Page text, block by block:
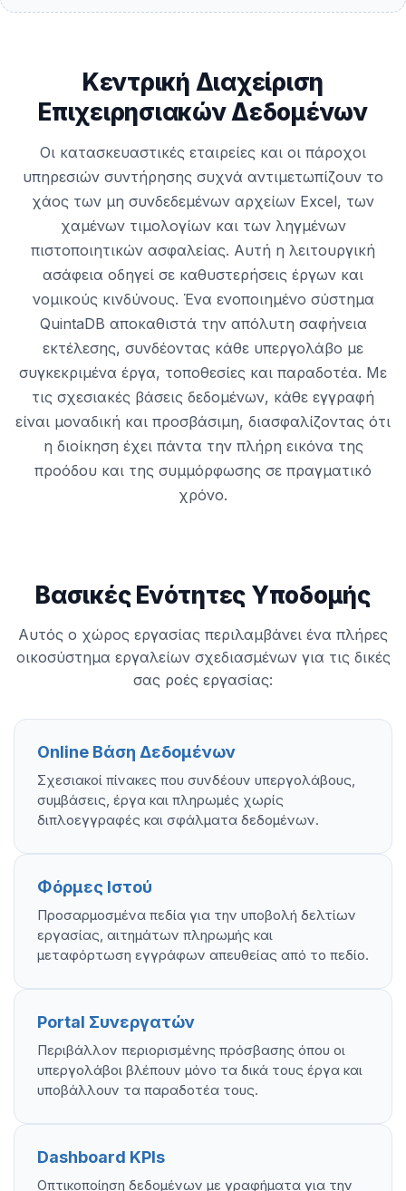
Κεντρική Διαχείριση
Επιχειρησιακών Δεδομένων
Οι κατασκευαστικές εταιρείες και οι πάροχοι
υπηρεσιών συντήρησης συχνά αντιμετωπίζουν το
χάος των μη συνδεδεμένων αρχείων Excel, των
χαμένων τιμολογίων και των ληγμένων
πιστοποιητικών ασφαλείας. Αυτή η λειτουργική
ασάφεια οδηγεί σε καθυστερήσεις έργων και
νομικούς κινδύνους. Ένα ενοποιημένο σύστημα
QuintaDB αποκαθιστά την απόλυτη σαφήνεια
εκτέλεσης, συνδέοντας κάθε υπεργολάβο με
συγκεκριμένα έργα, τοποθεσίες και παραδοτέα. Με
τις σχεσιακές βάσεις δεδομένων, κάθε εγγραφή
είναι μοναδική και προσβάσιμη, διασφαλίζοντας ότι
η διοίκηση έχει πάντα την πλήρη εικόνα της
προόδου και της συμμόρφωσης σε πραγματικό
χρόνο.
Βασικές Ενότητες Υποδομής
Αυτός ο χώρος εργασίας περιλαμβάνει ένα πλήρες
οικοσύστημα εργαλείων σχεδιασμένων για τις δικές
σας ροές εργασίας:
Online Βάση Δεδομένων
Σχεσιακοί πίνακες που συνδέουν υπεργολάβους,
συμβάσεις, έργα και πληρωμές χωρίς
διπλοεγγραφές και σφάλματα δεδομένων.
Φόρμες Ιστού
Προσαρμοσμένα πεδία για την υποβολή δελτίων
εργασίας, αιτημάτων πληρωμής και
μεταφόρτωση εγγράφων απευθείας από το πεδίο.
Portal Συνεργατών
Περιβάλλον περιορισμένης πρόσβασης όπου οι
υπεργολάβοι βλέπουν μόνο τα δικά τους έργα και
υποβάλλουν τα παραδοτέα τους.
Dashboard KPIs
Οπτικοποίηση δεδομένων με γραφήματα για την